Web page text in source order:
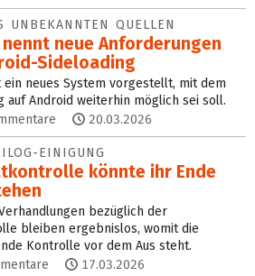
UNBEKANNTEN QUELLEN
neue Anforderungen
Sideloading
ein neues System vorgestellt, mit dem
auf Android weiterhin möglich sei soll.
20.03.2026
EINIGUNG
könnte ihr Ende
bezüglich der
bleiben ergebnislos, womit die
Kontrolle vor dem Aus steht.
17.03.2026